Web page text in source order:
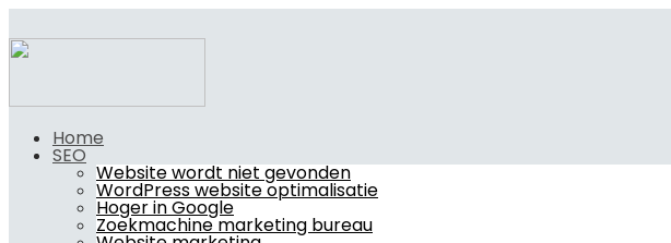
Home
SEO
Website wordt niet gevonden
WordPress website optimalisatie
Hoger in Google
Zoekmachine marketing bureau